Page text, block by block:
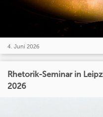
4. Juni 2026
Rhetorik-Seminar in
2026